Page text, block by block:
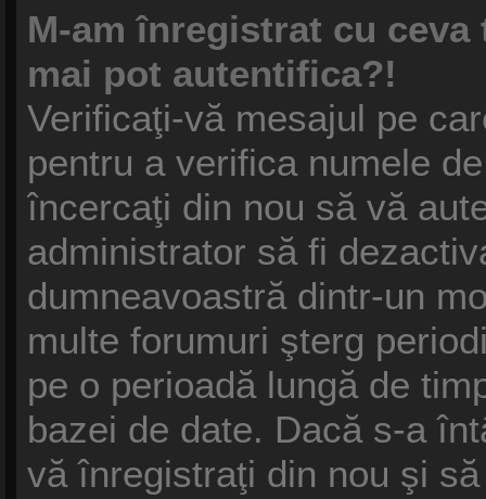
M-am înregistrat cu
mai pot autentifica?!
Verificaţi-vă mesajul pe
pentru a verifica numele
încercaţi din nou să vă
administrator să fi
dumneavoastră dintr-un
multe forumuri şterg
pe o perioadă lungă de
bazei de date. Dacă s-a
vă înregistraţi din nou şi